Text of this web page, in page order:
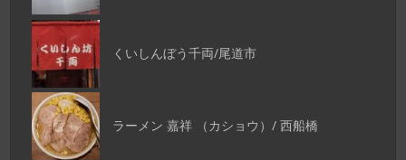
くいしんぼう千両/尾道市
ラーメン 嘉祥 （カショウ）/ 西船橋